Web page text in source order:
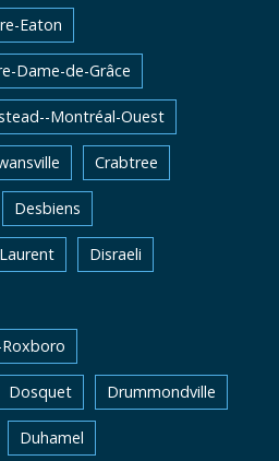
Eaton
Dame-de-Grâce
Montréal-Ouest
Crabtree
Desbiens
Disraeli
Dosquet Drummondville
Duhamel